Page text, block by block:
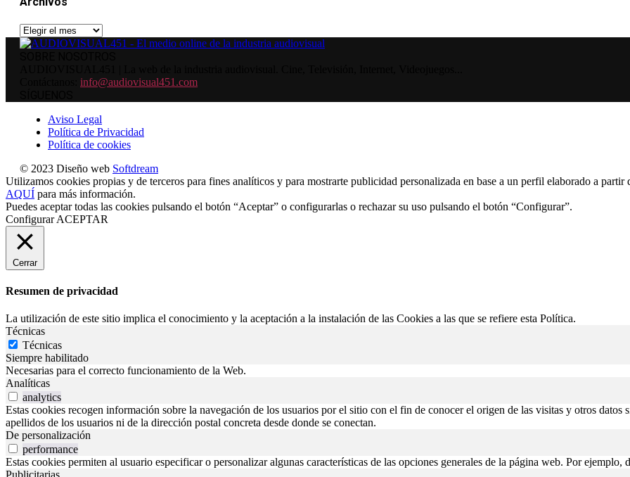
Archivos
info@audiovisual451.com
Aviso Legal
Política de Privacidad
Política de cookies
© 2023 Diseño web Softdream
Utilizamos cookies propias y de terceros para fines analíticos y para mostrarte publicidad personalizada en base a un perfil elaborado a
AQUÍ para más información.
Puedes aceptar todas las cookies pulsando el botón “Aceptar” o configurarlas o rechazar su uso pulsando el botón “Configurar”.
Configurar ACEPTAR
Cerrar
Resumen de privacidad
La utilización de este sitio implica el conocimiento y la aceptación a la instalación de las Cookies a las que se refiere esta Política.
Técnicas
Técnicas
Siempre habilitado
Necesarias para el correcto funcionamiento de la Web.
Analíticas
analytics
Estas cookies recogen información sobre la navegación de los usuarios por el sitio con el fin de conocer el origen de las visitas y otros
apellidos de los usuarios ni de la dirección postal concreta desde donde se conectan.
De personalización
performance
Estas cookies permiten al usuario especificar o personalizar algunas características de las opciones generales de la página web. Por